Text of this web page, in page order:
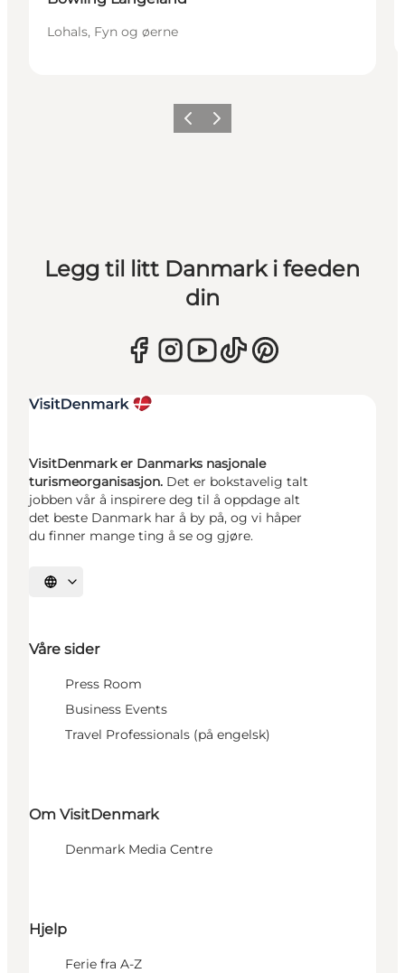
Lohals, Fyn og øerne
ForrigeNeste
Legg til litt Danmark i feeden
din
VisitDenmark er Danmarks nasjonale
turismeorganisasjon. Det er bokstavelig talt
jobben vår å inspirere deg til å oppdage alt
det beste Danmark har å by på, og vi håper
du finner mange ting å se og gjøre.
Velg språk
Våre sider
Press Room
Business Events
Travel Professionals (på engelsk)
Om VisitDenmark
Denmark Media Centre
Hjelp
Ferie fra A-Z